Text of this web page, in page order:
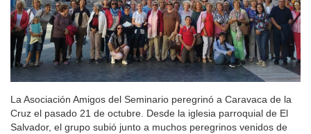
La Asociación Amigos del Seminario peregrinó a Caravaca de la
Cruz el pasado 21 de octubre. Desde la iglesia parroquial de El
Salvador, el grupo subió junto a muchos peregrinos venidos de